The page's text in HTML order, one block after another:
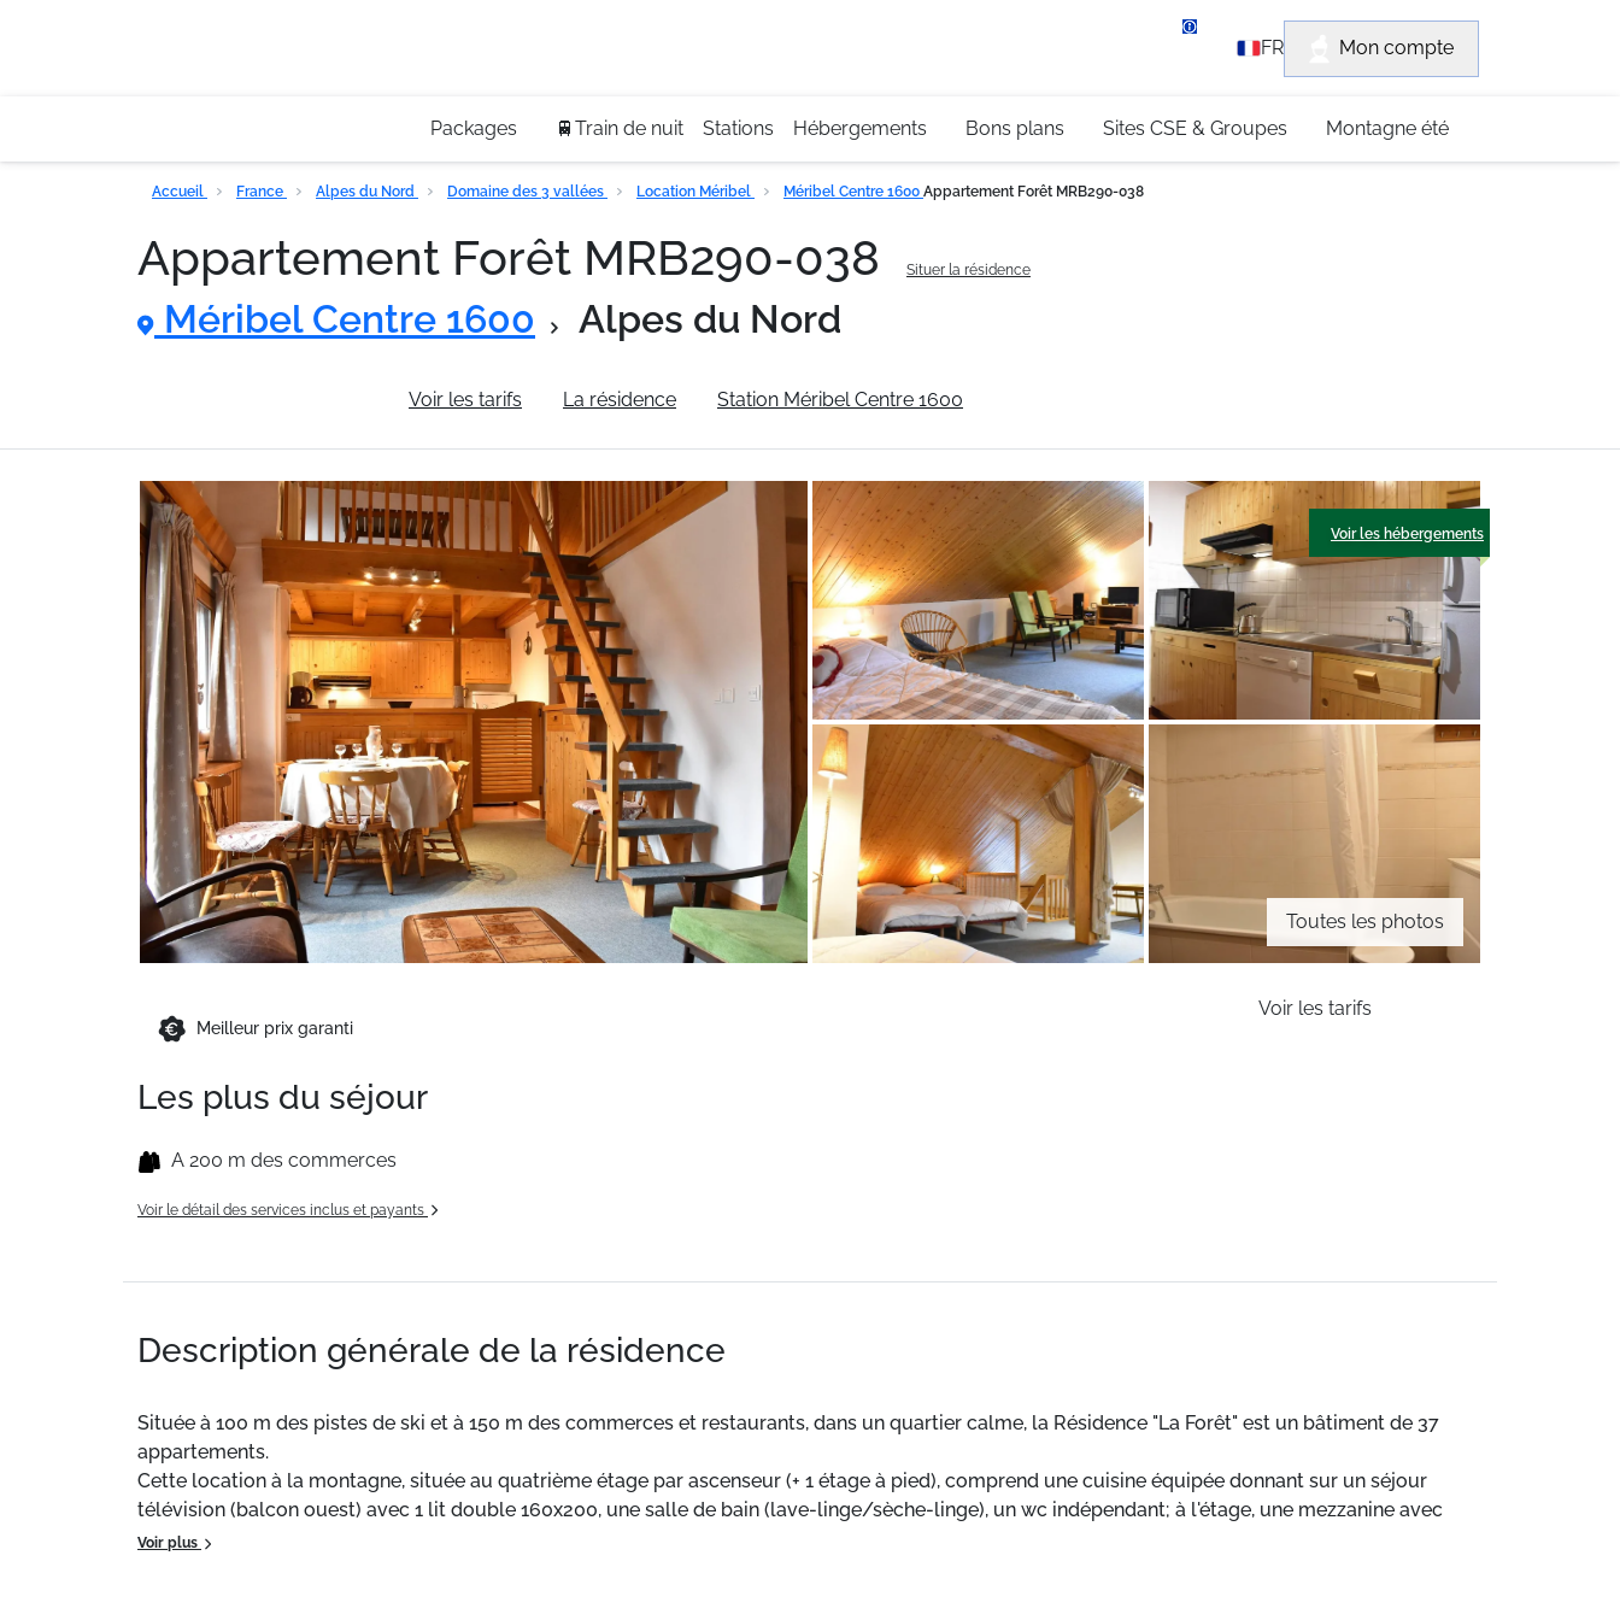
+33 (0)4 79 96 30 69
FR Mon compte
Packages 🚆Train de nuit Stations Hébergements Bons plans Sites CSE & Groupes Montagne été
Accueil France Alpes du Nord Domaine des 3 vallées Location Méribel Méribel Centre 1600 Appartement Forêt MRB290-038
Appartement Forêt MRB290-038 Situer la résidence
Méribel Centre 1600 Alpes du Nord
Voir les tarifs La résidence Station Méribel Centre 1600
Toutes les photos
Voir les hébergements
Meilleur prix garanti
Voir les tarifs
Les plus du séjour
A 200 m des commerces
Voir le détail des services inclus et payants
Description générale de la résidence
Située à 100 m des pistes de ski et à 150 m des commerces et restaurants, dans un quartier calme, la Résidence "La Forêt" est un bâtiment de 37
appartements.
Cette location à la montagne, située au quatrième étage par ascenseur (+ 1 étage à pied), comprend une cuisine équipée donnant sur un séjour
télévision (balcon ouest) avec 1 lit double 160x200, une salle de bain (lave-linge/sèche-linge), un wc indépendant; à l'étage, une mezzanine avec
trois lits simples (80x190), 1 casier à skis (RDC haut).
Voir plus